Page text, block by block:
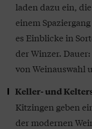
laden dazu ein,
einem
es Einblicke in
der Winzer.
von Weinauswahl
Keller- und
Kitzingen geben
der modernen